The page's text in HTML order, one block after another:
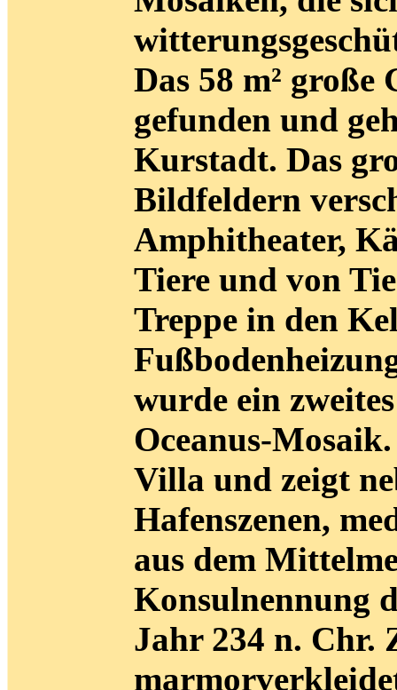
Das 58 m²
gefunden und
Kurstadt. Das
Bildfeldern
Amphitheater,
Tiere und von
Treppe in den
wurde ein
Oceanus-
Villa und zeigt
Hafenszenen,
aus dem
Konsulnennung
Jahr 234 n. Chr.